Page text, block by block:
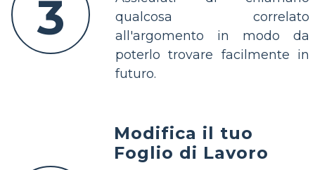
3
qualcosa correlato
all'argomento in modo da
poterlo trovare facilmente in
futuro.
Modifica il tuo
Foglio di Lavoro